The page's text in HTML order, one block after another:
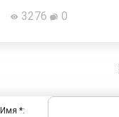
3276 0
Имя *: